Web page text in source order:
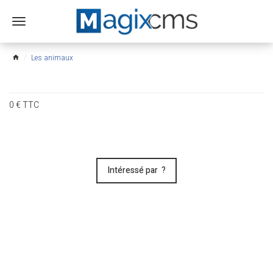
Ouvrir
menu
home Les animaux
0€TTC
Intéressé par ?